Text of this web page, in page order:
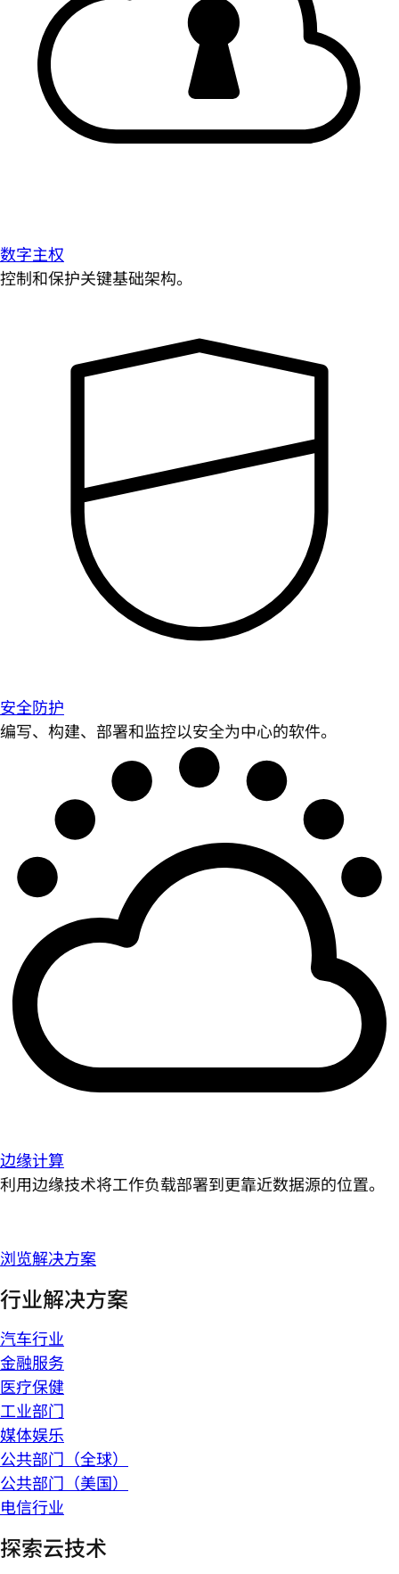
数字主权
控制和保护关键基础架构。
安全防护
编写、构建、部署和监控以安全为中心的软件。
边缘计算
利用边缘技术将工作负载部署到更靠近数据源的位置。
浏览解决方案
行业解决方案
汽车行业
金融服务
医疗保健
工业部门
媒体娱乐
公共部门（全球）
公共部门（美国）
电信行业
探索云技术